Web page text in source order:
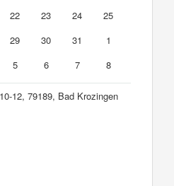
22 23 24
25
29 30 31
1
5 6 7 8
12, 79189, Bad Krozingen